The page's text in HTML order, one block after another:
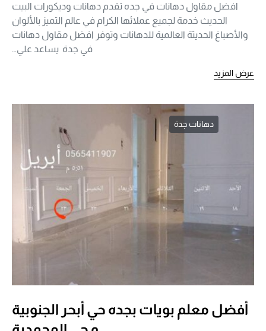
افضل مقاول دهانات في جده تقدم دهانات وديكورات البيت
الحديث خدمة لجميع عملائها الكرام في عالم التميز بالألوان
والأصباغ الحديثة العالمية للدهانات وتوفر افضل مقاول دهانات
في جدة يساعد علي…
عرض المزيد
دهانات جدة
أفضل معلم بويات بجده حي أبحر الجنوبية